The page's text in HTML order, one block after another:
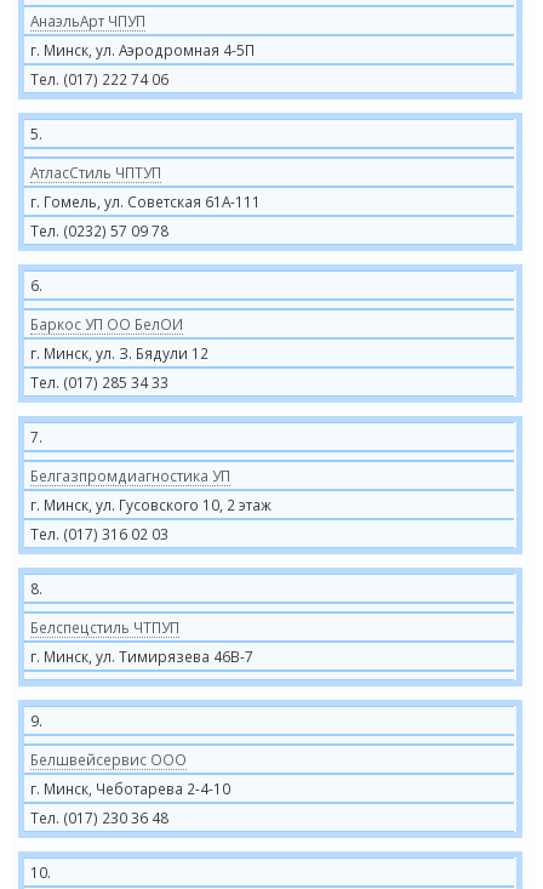
АнаэльАрт ЧПУП
г. Минск, ул. Аэродромная 4-5П
Тел. (017) 222 74 06
5.
АтласСтиль ЧПТУП
г. Гомель, ул. Советская 61А-111
Тел. (0232) 57 09 78
6.
Баркос УП ОО БелОИ
г. Минск, ул. З. Бядули 12
Тел. (017) 285 34 33
7.
Белгазпромдиагностика УП
г. Минск, ул. Гусовского 10, 2 этаж
Тел. (017) 316 02 03
8.
Белспецстиль ЧТПУП
г. Минск, ул. Тимирязева 46В-7
9.
Белшвейсервис ООО
г. Минск, Чеботарева 2-4-10
Тел. (017) 230 36 48
10.